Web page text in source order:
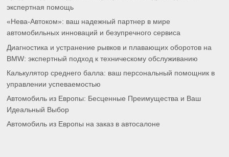
экспертная помощь
«Нева-Автоком»: ваш надежный партнер в мире
автомобильных инноваций и безупречного сервиса
Диагностика и устранение рывков и плавающих оборотов на
BMW: экспертный подход к техническому обслуживанию
Калькулятор среднего балла: ваш персональный помощник в
управлении успеваемостью
Автомобиль из Европы: Бесценные Преимущества и Ваш
Идеальный Выбор
Автомобиль из Европы на заказ в автосалоне